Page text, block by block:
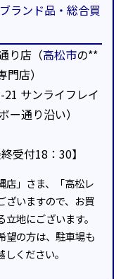
ランド品・総合買
り店（高松市の**
店）
サンライフレイ
ー通り沿い）
受付18：30】
」さま、「高松レ
ざいますので、お買
地にございます。
望の方は、駐車場も
ください。